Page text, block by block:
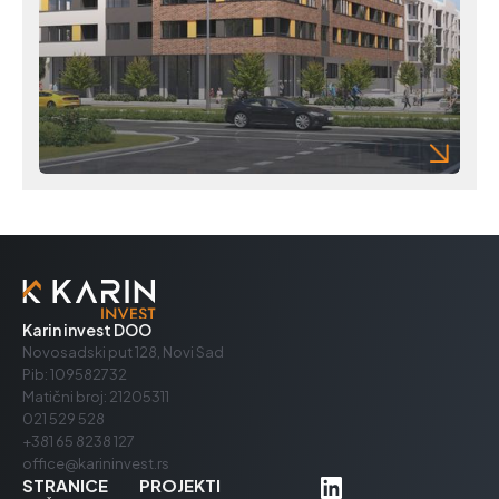
mesta za život.
Karin invest DOO
Novosadski put 128, Novi Sad
Pib: 109582732
Matični broj: 21205311
021 529 528
+381 65 8238 127
office@karininvest.rs
STRANICE PROJEKTI